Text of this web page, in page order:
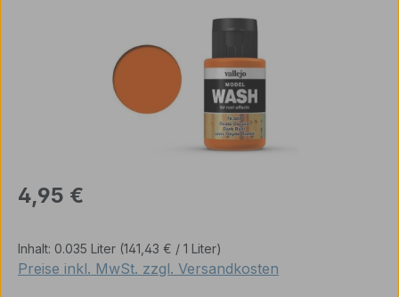
Regulärer Preis:
4,95 €
Inhalt: 0.035 Liter (141,43 € / 1 Liter)
Preise inkl. MwSt. zzgl. Versandkosten